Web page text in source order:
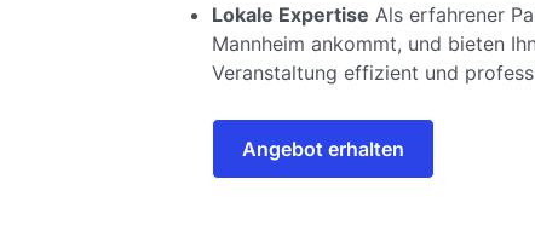
Lokale Expertise Als erfahrener
Mannheim ankommt, und bieten
Veranstaltung effizient und
Angebot erhalten